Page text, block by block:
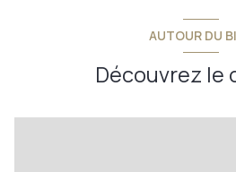
AUTOUR DU
Découvrez le